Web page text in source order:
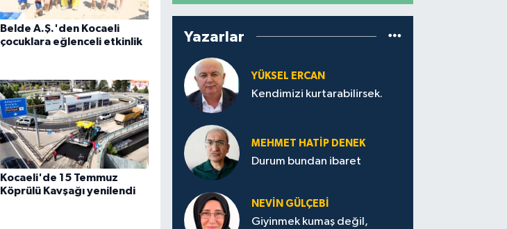
Belde A.Ş.'den Kocaeli
çocuklara eğlenceli etkinlik
Kocaeli'de 15 Temmuz
Köprülü Kavşağı yenilendi
Yazarlar
YÜKSEL ERCAN
Kendimizi kurtarabilirsek.
MEHMET HATİP DENEK
Durum bundan ibaret
NEVİN GÜLÇEBİ
Giyinmek kumaş değil,